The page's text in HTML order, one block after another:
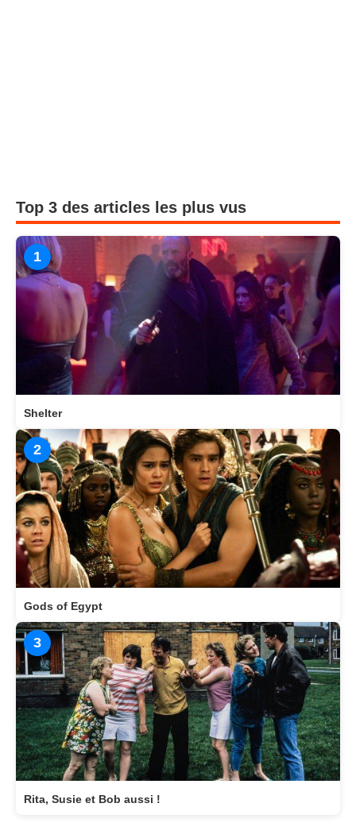
Top 3 des articles les plus vus
1
Shelter
2
Gods of Egypt
3
Rita, Susie et Bob aussi !